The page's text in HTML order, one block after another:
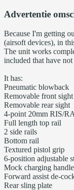
Advertentie
Because I'm getting
(airsoft devices), in
The unit works
included that have
It has:
Pneumatic blowback
Removable front sight
Removable rear sight
4-point 20mm RIS/
Full length top rail
2 side rails
Bottom rail
Textured pistol grip
6-position adjustable
Mock charging handle
Forward assist de-
Rear sling plate